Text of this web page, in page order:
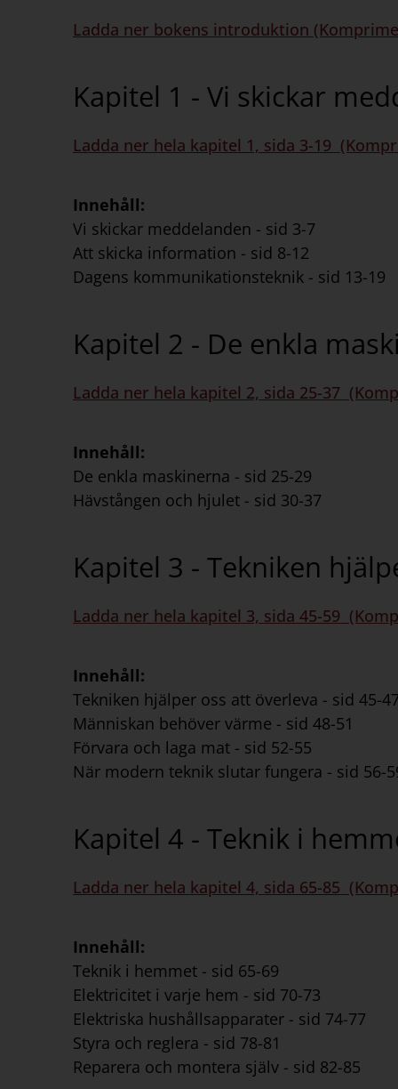
Ladda ner bokens introduktion
Kapitel 1 - Vi skickar
Ladda ner hela kapitel 1, sida 3-19
Innehåll:
Vi skickar meddelanden - sid 3-7
Att skicka information - sid 8-12
Dagens kommunikationsteknik - sid 13-19
Kapitel 2 - De enkla
Ladda ner hela kapitel 2, sida 25-37
Innehåll:
De enkla maskinerna - sid 25-29
Hävstången och hjulet - sid 30-37
Kapitel 3 - Tekniken
Ladda ner hela kapitel 3, sida 45-59
Innehåll:
Tekniken hjälper oss att överleva - sid 45-47
Människan behöver värme - sid 48-51
Förvara och laga mat - sid 52-55
När modern teknik slutar fungera - sid 56-
Kapitel 4 - Teknik i
Ladda ner hela kapitel 4, sida 65-85
Innehåll:
Teknik i hemmet - sid 65-69
Elektricitet i varje hem - sid 70-73
Elektriska hushållsapparater - sid 74-77
Styra och reglera - sid 78-81
Reparera och montera själv - sid 82-85